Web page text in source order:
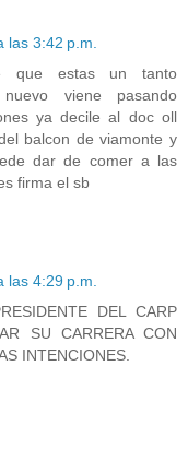
3:42 p.m.
que estas un tanto
viene pasando
ya decile al doc oll
balcon de viamonte y
dar de comer a las
firma el sb
4:29 p.m.
DEL CARP
SU CARRERA CON
INTENCIONES.